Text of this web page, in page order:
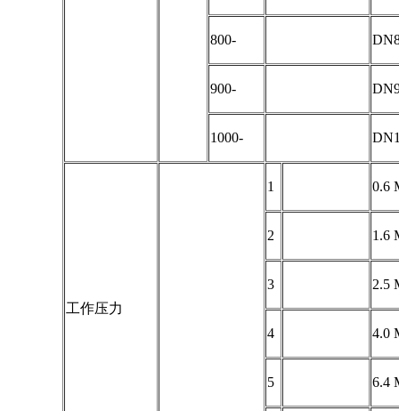
800-
900-
1000-
工作压力
1 0.6
2 1.6
3 2.5
4 4.0
5 6.4